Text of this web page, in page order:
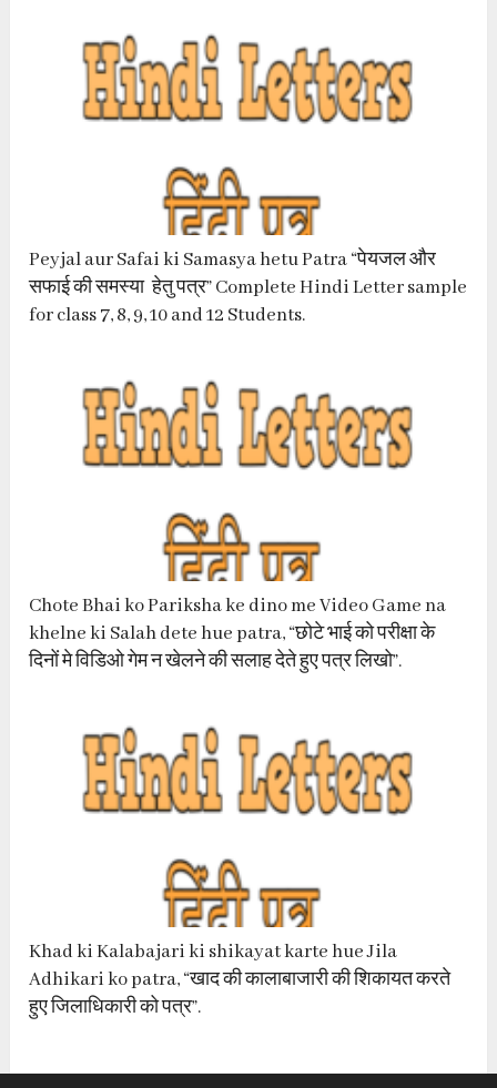
Peyjal aur Safai ki Samasya hetu Patra “पेयजल और
सफाई की समस्या हेतु पत्र” Complete Hindi Letter sample
for class 7, 8, 9, 10 and 12 Students.
Chote Bhai ko Pariksha ke dino me Video Game na
khelne ki Salah dete hue patra, “छोटे भाई को परीक्षा के
दिनों मे विडिओ गेम न खेलने की सलाह देते हुए पत्र लिखो”.
Khad ki Kalabajari ki shikayat karte hue Jila
Adhikari ko patra, “खाद की कालाबाजारी की शिकायत करते
हुए जिलाधिकारी को पत्र”.